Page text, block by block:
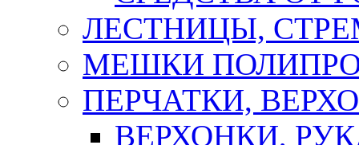
ЛЕСТНИЦЫ,
МЕШКИ
ПЕРЧАТКИ,
ВЕРХОНКИ,